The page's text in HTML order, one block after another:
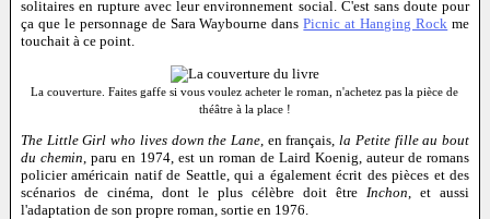
solitaires en rupture avec leur environnement social. C'est sans doute pour
ça que le personnage de Sara Waybourne dansPicnic at Hanging Rock me
touchait à ce point.
La couverture. Faites gaffe si vous voulez acheter le roman, n'achetez pas la pièce de
théâtre à la place !
The Little Girl who lives down the Lane , en français, la Petite fille au bout
du chemin , paru en 1974, est un roman de Laird Koenig, auteur de romans
policier américain natif de Seattle, qui a également écrit des pièces et des
scénarios de cinéma, dont le plus célèbre doit être Inchon , et aussi
l'adaptation de son propre roman, sortie en 1976.